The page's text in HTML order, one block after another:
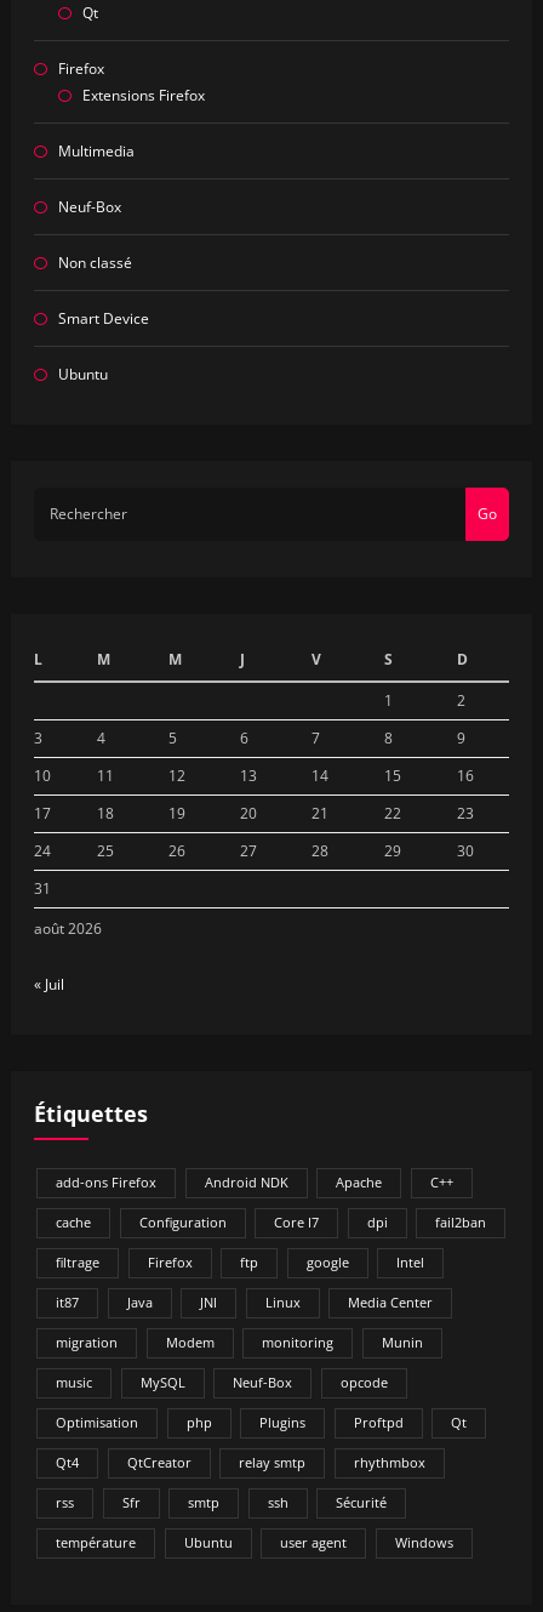
Qt
Firefox
Extensions Firefox
Multimedia
Neuf-Box
Non classé
Smart Device
Ubuntu
Go
août 2026
L M M J V S
D
1
2
3
4 5 6 7 8
9
10
11 12 13 14 15
16
17
18 19 20 21 22
23
24
25 26 27 28 29
30
31
« Juil
Étiquettes
add-ons Firefox Android NDK Apache C++
cache Configuration Core I7 dpi fail2ban
filtrage Firefox ftp google Intel
it87 Java JNI Linux Media Center
migration Modem monitoring Munin
music MySQL Neuf-Box opcode
Optimisation php Plugins Proftpd Qt
Qt4 QtCreator relay smtp rhythmbox
rss Sfr smtp ssh Sécurité
température Ubuntu user agent Windows